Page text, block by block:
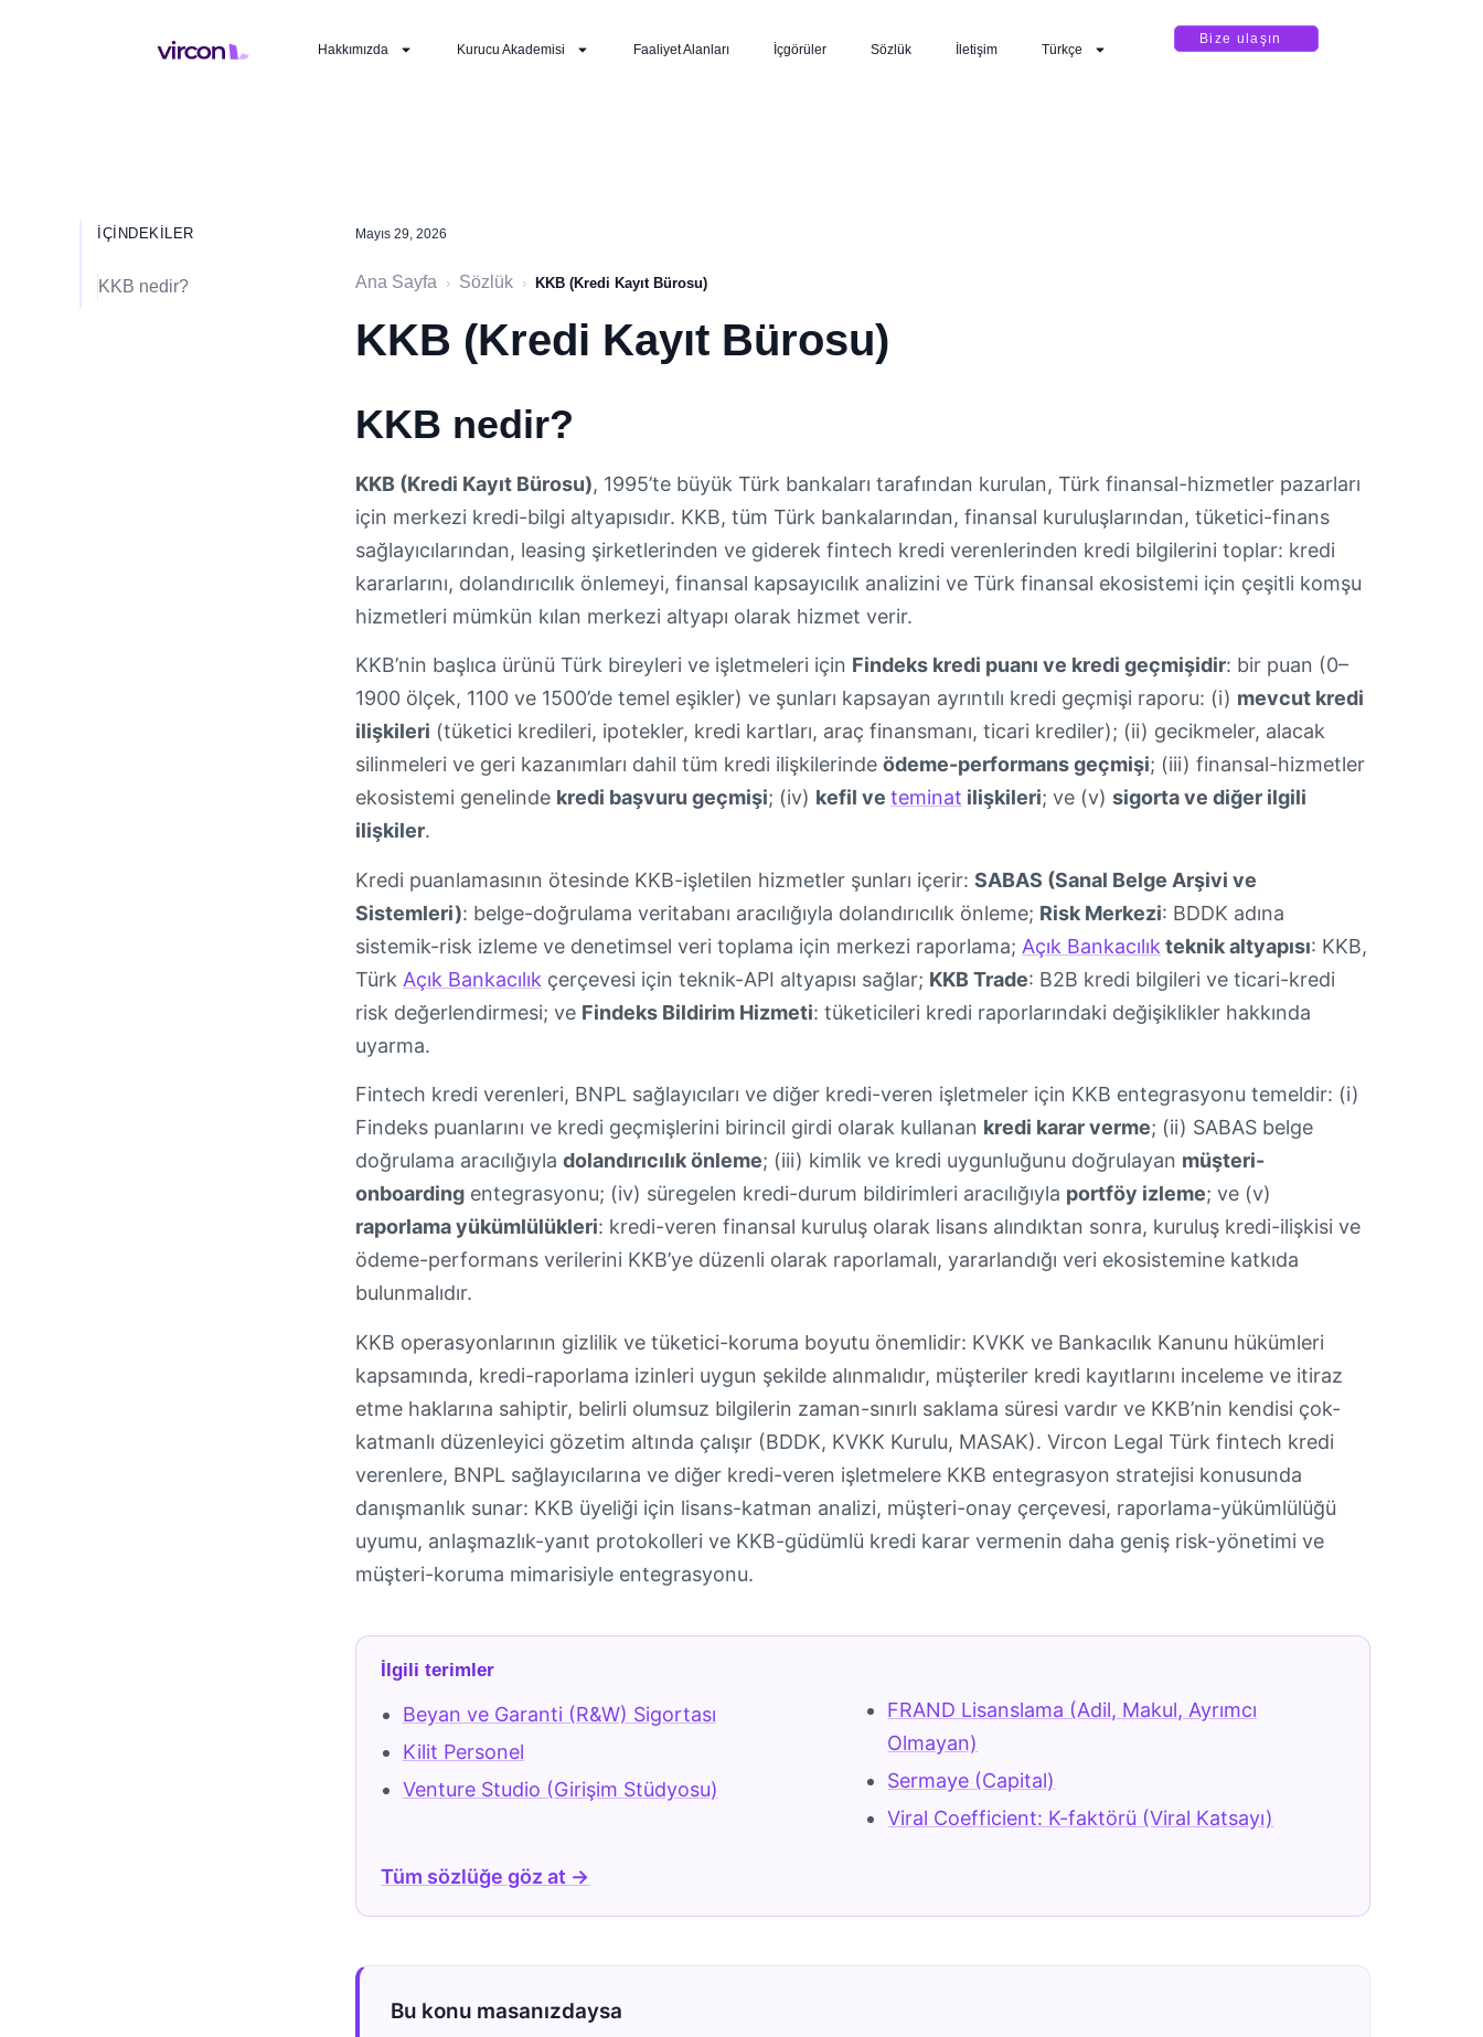
Hakkımızda Kurucu Akademisi Faaliyet Alanları İçgörüler Sözlük İletişim Türkçe
Bize ulaşın
İÇINDEKILER
KKB nedir?
Mayıs 29, 2026
Ana Sayfa › Sözlük › KKB (Kredi Kayıt Bürosu)
KKB (Kredi Kayıt Bürosu)
KKB nedir?
KKB (Kredi Kayıt Bürosu), 1995’te büyük Türk bankaları tarafından kurulan, Türk finansal-hizmetler pazarları
için merkezi kredi-bilgi altyapısıdır. KKB, tüm Türk bankalarından, finansal kuruluşlarından, tüketici-finans
sağlayıcılarından, leasing şirketlerinden ve giderek fintech kredi verenlerinden kredi bilgilerini toplar: kredi
kararlarını, dolandırıcılık önlemeyi, finansal kapsayıcılık analizini ve Türk finansal ekosistemi için çeşitli komşu
hizmetleri mümkün kılan merkezi altyapı olarak hizmet verir.
KKB’nin başlıca ürünü Türk bireyleri ve işletmeleri için Findeks kredi puanı ve kredi geçmişidir: bir puan (0–
1900 ölçek, 1100 ve 1500’de temel eşikler) ve şunları kapsayan ayrıntılı kredi geçmişi raporu: (i) mevcut kredi
ilişkileri (tüketici kredileri, ipotekler, kredi kartları, araç finansmanı, ticari krediler); (ii) gecikmeler, alacak
silinmeleri ve geri kazanımları dahil tüm kredi ilişkilerinde ödeme-performans geçmişi; (iii) finansal-hizmetler
ekosistemi genelinde kredi başvuru geçmişi; (iv) kefil ve teminat ilişkileri; ve (v) sigorta ve diğer ilgili
ilişkiler.
Kredi puanlamasının ötesinde KKB-işletilen hizmetler şunları içerir: SABAS (Sanal Belge Arşivi ve
Sistemleri): belge-doğrulama veritabanı aracılığıyla dolandırıcılık önleme; Risk Merkezi: BDDK adına
sistemik-risk izleme ve denetimsel veri toplama için merkezi raporlama; Açık Bankacılık teknik altyapısı: KKB,
Türk Açık Bankacılık çerçevesi için teknik-API altyapısı sağlar; KKB Trade: B2B kredi bilgileri ve ticari-kredi
risk değerlendirmesi; ve Findeks Bildirim Hizmeti: tüketicileri kredi raporlarındaki değişiklikler hakkında
uyarma.
Fintech kredi verenleri, BNPL sağlayıcıları ve diğer kredi-veren işletmeler için KKB entegrasyonu temeldir: (i)
Findeks puanlarını ve kredi geçmişlerini birincil girdi olarak kullanan kredi karar verme; (ii) SABAS belge
doğrulama aracılığıyla dolandırıcılık önleme; (iii) kimlik ve kredi uygunluğunu doğrulayan müşteri-
onboarding entegrasyonu; (iv) süregelen kredi-durum bildirimleri aracılığıyla portföy izleme; ve (v)
raporlama yükümlülükleri: kredi-veren finansal kuruluş olarak lisans alındıktan sonra, kuruluş kredi-ilişkisi ve
ödeme-performans verilerini KKB’ye düzenli olarak raporlamalı, yararlandığı veri ekosistemine katkıda
bulunmalıdır.
KKB operasyonlarının gizlilik ve tüketici-koruma boyutu önemlidir: KVKK ve Bankacılık Kanunu hükümleri
kapsamında, kredi-raporlama izinleri uygun şekilde alınmalıdır, müşteriler kredi kayıtlarını inceleme ve itiraz
etme haklarına sahiptir, belirli olumsuz bilgilerin zaman-sınırlı saklama süresi vardır ve KKB’nin kendisi çok-
katmanlı düzenleyici gözetim altında çalışır (BDDK, KVKK Kurulu, MASAK). Vircon Legal Türk fintech kredi
verenlere, BNPL sağlayıcılarına ve diğer kredi-veren işletmelere KKB entegrasyon stratejisi konusunda
danışmanlık sunar: KKB üyeliği için lisans-katman analizi, müşteri-onay çerçevesi, raporlama-yükümlülüğü
uyumu, anlaşmazlık-yanıt protokolleri ve KKB-güdümlü kredi karar vermenin daha geniş risk-yönetimi ve
müşteri-koruma mimarisiyle entegrasyonu.
İlgili terimler
Beyan ve Garanti (R&W) Sigortası
Kilit Personel
Venture Studio (Girişim Stüdyosu)
FRAND Lisanslama (Adil, Makul, Ayrımcı
Olmayan)
Sermaye (Capital)
Viral Coefficient: K-faktörü (Viral Katsayı)
Tüm sözlüğe göz at →
Bu konu masanızdaysa